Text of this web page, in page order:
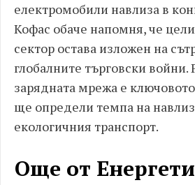
електромобили навлиза в
Кофас обаче напомня, че
сектор остава изложен на
глобалните търговски войни.
зарядната мрежа е
ще определи темпа на
екологичния транспорт.
Още от